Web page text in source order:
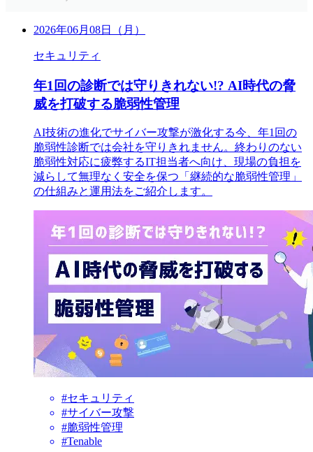
2026年06月08日（月）
セキュリティ
年1回の診断では守りきれない!? AI時代の脅
威を打破する脆弱性管理
AI技術の進化でサイバー攻撃が激化する今、年1回の
脆弱性診断では会社を守りきれません。終わりのない
脆弱性対応に疲弊するIT担当者へ向け、現場の負担を
減らして無理なく安全を保つ「継続的な脆弱性管理」
の仕組みと運用法をご紹介します。
#セキュリティ
#サイバー攻撃
#脆弱性管理
#Tenable